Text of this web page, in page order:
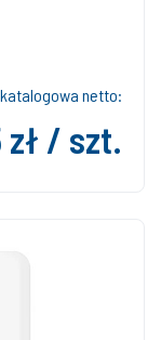
netto:
zł / szt.